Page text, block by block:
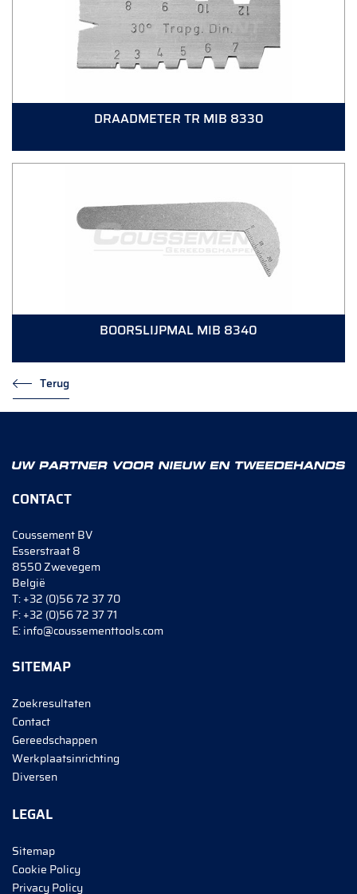
DRAADMETER TR MIB 8330
BOORSLIJPMAL MIB 8340
Terug
CONTACT
Coussement BV
Esserstraat 8
8550 Zwevegem
België
T:+32 (0)56 72 37 70
F:+32 (0)56 72 37 71
E:info@coussementtools.com
SITEMAP
Zoekresultaten
Contact
Gereedschappen
Werkplaatsinrichting
Diversen
LEGAL
Sitemap
Cookie Policy
Privacy Policy